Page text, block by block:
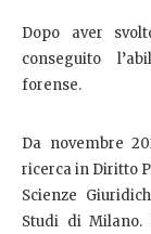
Dopo aver
conseguito
forense.
Da novembre
ricerca in Diritto
Scienze
Studi di